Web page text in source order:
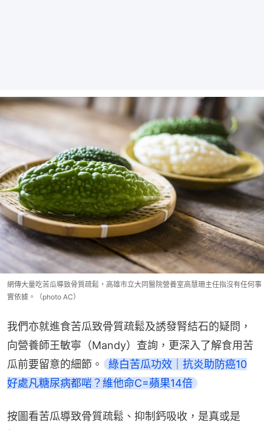
網傳大量吃苦瓜導致骨質疏鬆，高雄市立大同醫院營養室高慧珊主任指沒有任何事
實依據。（photo AC）
我們亦就進食苦瓜致骨質疏鬆及誘發腎結石的疑問，
向營養師王敏寧（Mandy）查詢，更深入了解食用苦
瓜前要留意的細節。
綠白苦瓜功效｜抗炎助防癌10
好處凡糖尿病都啱？維他命C=蘋果14倍
按圖看苦瓜導致骨質疏鬆、抑制鈣吸收，是真或是